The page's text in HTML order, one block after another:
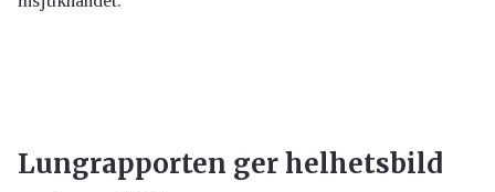
Lungrapporten ger helhetsbild